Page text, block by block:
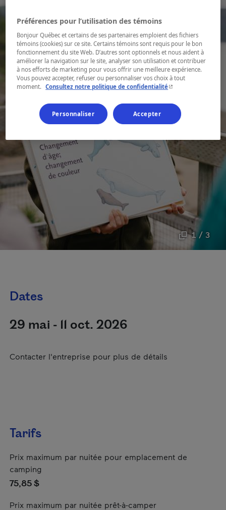
1 / 3
Dates
29 mai - 11 oct. 2026
Contacter l'entreprise pour plus de détails
Tarifs
Prix maximum par nuitée pour emplacement de
camping
75,85 $
Prix maximum par nuitée prêt-à-camper
Préférences pour l’utilisation des témoins
Bonjour Québec et certains de ses partenaires emploient des fichiers
témoins (cookies) sur ce site. Certains témoins sont requis pour le bon
fonctionnement du site Web. D’autres sont optionnels et nous aident à
améliorer la navigation sur le site, analyser son utilisation et contribuer
à nos efforts de marketing pour vous offrir une meilleure expérience.
Vous pouvez accepter, refuser ou personnaliser vos choix à tout
moment. Consultez notre politique de confidentialité- Cet hyperlien
Personnaliser Accepter